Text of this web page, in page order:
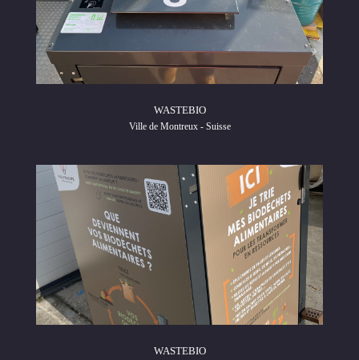
WASTEBIO
Ville de Montreux - Suisse
WASTEBIO